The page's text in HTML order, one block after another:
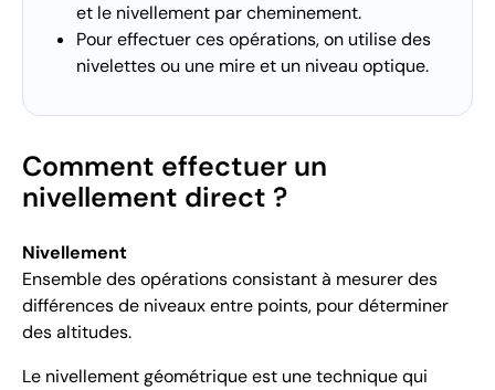
et le nivellement par cheminement.
Pour effectuer ces opérations, on utilise des
nivelettes ou une mire et un niveau optique.
Comment effectuer un
nivellement direct ?
Nivellement
Ensemble des opérations consistant à mesurer des
différences de niveaux entre points, pour déterminer
des altitudes.
Le nivellement géométrique est une technique qui